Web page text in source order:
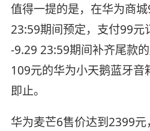
值得一提的是，在华为商
23:59期间预定，支付99元
-9.29 23:59期间补齐尾款
109元的华为小天鹅蓝牙音
即止。
华为麦芒6售价达到2399